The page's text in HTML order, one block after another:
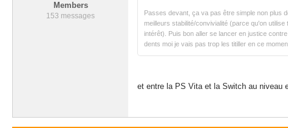
Members
153 messages
Passes devant, ça va pas être simple non plus
meilleurs stabilité/convivialité (parce qu'on
intérêt). Puis bon aller se lancer en justice
dents moi je vais pas trop les titiller en ce
et entre la PS Vita et la Switch au niveau